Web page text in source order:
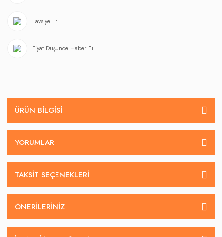
Tavsiye Et
Fiyat Düşünce Haber Et!
ÜRÜN BILGISI
YORUMLAR
TAKSIT SEÇENEKLERI
ÖNERILERINIZ